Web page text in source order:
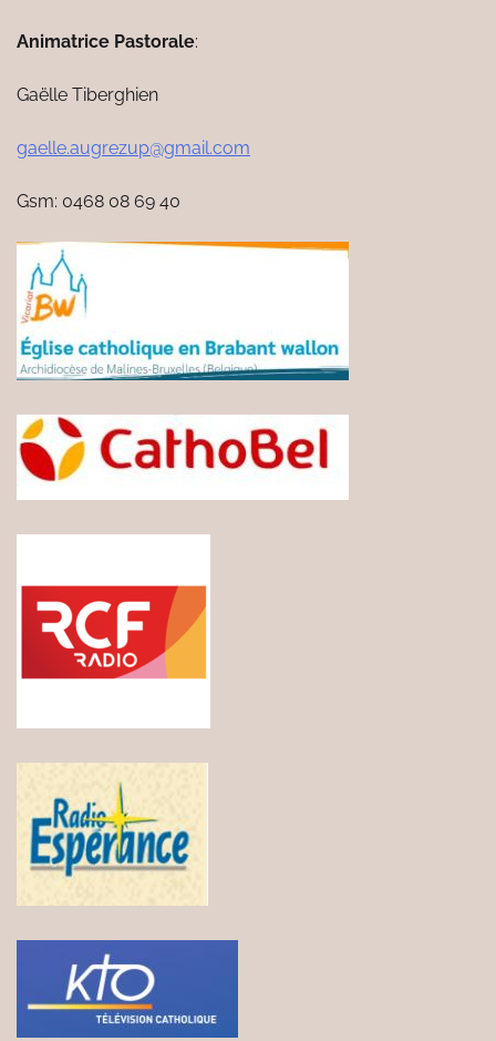
Animatrice Pastorale:
Gaëlle Tiberghien
gaelle.augrezup@gmail.com
Gsm: 0468 08 69 40